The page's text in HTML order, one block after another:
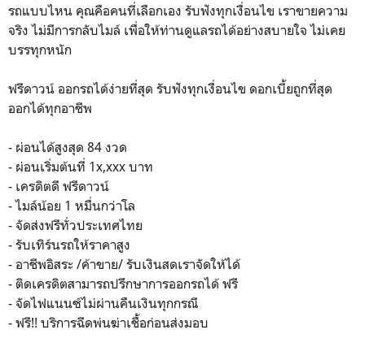
รถแบบไหน คุณคือคนที่เลือกเอง รับฟังทุกเงื่อนไข เราขายความ
จริง ไม่มีการกลับไมล์ เพื่อให้ท่านดูแลรถได้อย่างสบายใจ ไม่เคย
บรรทุกหนัก
ฟรีดาวน์ ออกรถได้ง่ายที่สุด รับฟังทุกเงื่อนไข ดอกเบี้ยถูกที่สุด
ออกได้ทุกอาชีพ
- ผ่อนได้สูงสุด 84 งวด
- ผ่อนเริ่มต้นที่ 1x,xxx บาท
- เครดิตดี ฟรีดาวน์
- ไมล์น้อย 1 หมื่นกว่าโล
- จัดส่งฟรีทั่วประเทศไทย
- รับเทิร์นรถให้ราคาสูง
- อาชีพอิสระ /ค้าขาย/ รับเงินสดเราจัดให้ได้
- ติดเครดิตสามารถปรึกษาการออกรถได้ ฟรี
- จัดไฟแนนซ์ไม่ผ่านคืนเงินทุกกรณี
- ฟรี!! บริการฉีดพ่นฆ่าเชื้อก่อนส่งมอบ